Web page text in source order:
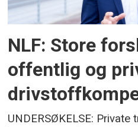
NLF: Store
offentlig og
UNDERSØKELSE: